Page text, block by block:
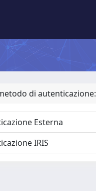
di autenticazione:
Esterna
IRIS